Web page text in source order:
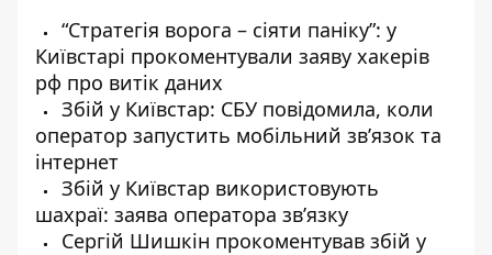
“Стратегія ворога – сіяти паніку”: у
Київстарі прокоментували заяву хакерів
рф про витік даних
Збій у Київстар: СБУ повідомила, коли
оператор запустить мобільний зв’язок та
інтернет
Збій у Київстар використовують
шахраї: заява оператора зв’язку
Сергій Шишкін прокоментував збій у